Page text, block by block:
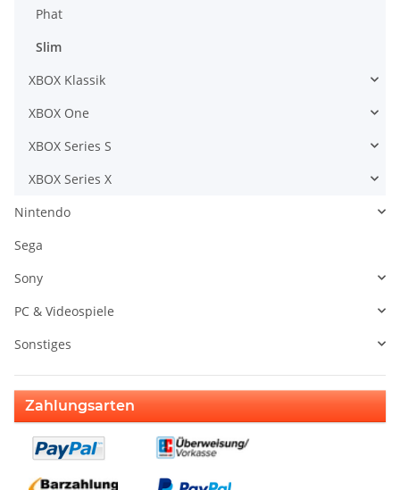
Phat
Slim
XBOX Klassik
XBOX One
XBOX Series S
XBOX Series X
Nintendo
Sega
Sony
PC & Videospiele
Sonstiges
Zahlungsarten